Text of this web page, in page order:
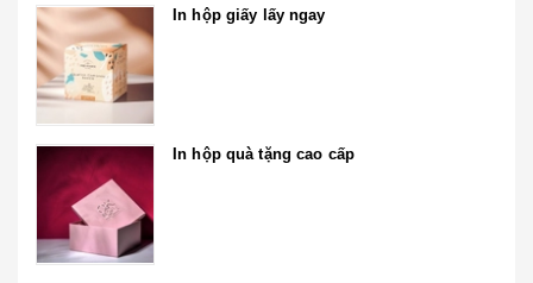
In hộp giấy lấy ngay
In hộp quà tặng cao cấp